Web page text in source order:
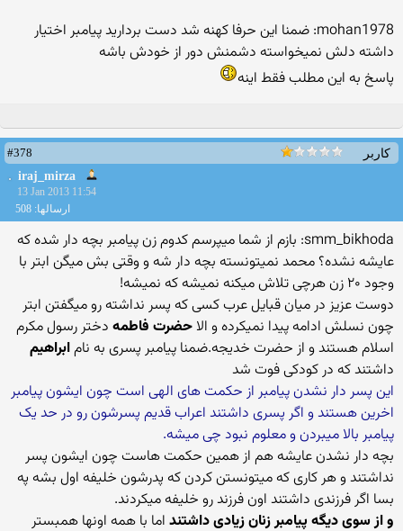
mohan1978: ضمنا این حرفا کهنه شد دست بردارید پیامبر اختیار
داشته دلش نمیخواسته دشمنش دور از خودش باشه
پاسخ به این مطلب فقط اینه
کاربر
#378
iraj_mirza
13 Jan 2013 11:54
ارسالها: 508
smm_bikhoda: بازم از شما میپرسم کدوم زن پیامبر بچه دار شده که
عایشه نشده؟ محمد نمیتونسته بچه دار شه و وقتی بش میگن ابتر با
وجود ۲۰ زن هرچی تلاش میکنه نمیشه که نمیشه!
دوست عزیز در میان قبایل عرب کسی که پسر نداشته رو میگفتن ابتر
چون نسلش ادامه پیدا نمیکرده و الا حضرت فاطمه دختر رسول مکرم
اسلام هستند و از حضرت خدیجه.ضمنا پیامبر پسری به نامابراهیم
داشتند که در کودکی فوت شد
این پسر دار نشدن پیامبر از حکمت های الهی است چون ایشون پیامبر
اخرین هستند و اگر پسری داشتند اعراب قدیم پسرشون رو در حد یک
پیامبر بالا میبردن و معلوم نبود چی میشه.
بچه دار نشدن عایشه هم از همین حکمت هاست چون ایشون پسر
نداشتند و هر کاری که میتونستن کردن که پدرشون خلیفه اول بشه په
بسا اگر فرزندی داشتند اون فرزند رو خلیفه میکردند.
و از سوی دیگه پیامبر زنان زیادی داشتند اما با همه اونها همبستر